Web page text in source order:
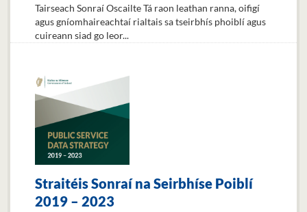
Tairseach Sonraí Oscailte Tá raon leathan ranna, oifigí
agus gníomhaireachtaí rialtais sa tseirbhís phoiblí agus
cuireann siad go leor...
Straitéis Sonraí na Seirbhíse Poiblí
2019 – 2023